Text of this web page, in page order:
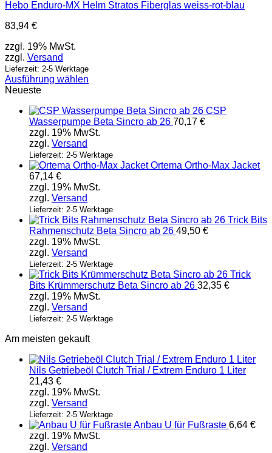
Hebo Enduro-MX Helm Stratos Fiberglas weiss-rot-blau
83,94 €
zzgl. 19% MwSt.
zzgl. Versand
Lieferzeit: 2-5 Werktage
Ausführung wählen
Dieses
weist
mehrere
Varianten
Optionen
können
Produktseite
gewählt
werden
Neueste
CSP
Wasserpumpe Beta Sincro ab 26 70,17 €
zzgl. 19% MwSt.
zzgl. Versand
Lieferzeit: 2-5 Werktage
Ortema Ortho-Max Jacket
67,14 €
zzgl. 19% MwSt.
zzgl. Versand
Lieferzeit: 2-5 Werktage
Trick Bits
Rahmenschutz Beta Sincro ab 26 49,50 €
zzgl. 19% MwSt.
zzgl. Versand
Lieferzeit: 2-5 Werktage
Trick
Bits Krümmerschutz Beta Sincro ab 26 32,35 €
zzgl. 19% MwSt.
zzgl. Versand
Lieferzeit: 2-5 Werktage
Am meisten gekauft
Nils Getriebeöl Clutch Trial / Extrem Enduro 1 Liter
21,43 €
zzgl. 19% MwSt.
zzgl. Versand
Lieferzeit: 2-5 Werktage
Anbau U für Fußraste 6,64 €
zzgl. 19% MwSt.
zzgl. Versand